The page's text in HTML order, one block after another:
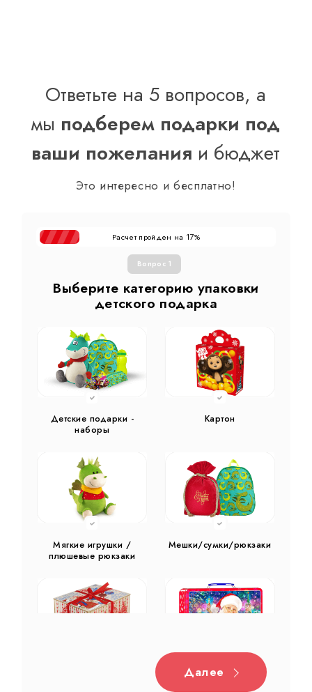
Ответьте на 5 вопросов, а
мы подберем подарки под
ваши пожелания и бюджет
Это интересно и бесплатно!
Расчет пройден на 17%
Вопрос 1
Выберите категорию упаковки
детского подарка
Детские подарки -
наборы
Картон
Мягкие игрушки /
плюшевые рюкзаки
Мешки/сумки/рюкзаки
Жестяная
Далее